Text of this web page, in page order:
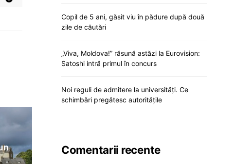
Copil de 5 ani, găsit viu în pădure după două
zile de căutări
„Viva, Moldova!” răsună astăzi la Eurovision:
Satoshi intră primul în concurs
Noi reguli de admitere la universități. Ce
schimbări pregătesc autoritățile
Comentarii recente